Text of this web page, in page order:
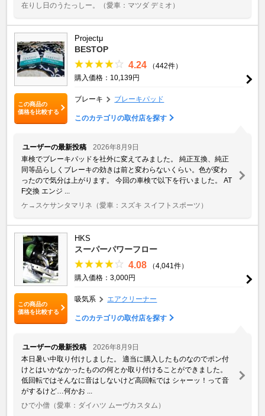
在りし日のうたっしー。
（愛車：マツダ デミオ）
この商品の
価格を比較する
Projectμ
BESTOP
4.24
（442件）
購入価格：10,139円
ブレーキ ブレーキパッド
このカテゴリの取付店を探す
ユーザーの最新投稿
2026年8月9日
車検でブレーキパッドを社外に変えてみました。 純正互換、純正
同等品らしくブレーキの効きは前と変わらないくらい。色が変わ
ったので気分は上がります。 今回の車検で以下を行いました。 AT
F交換 エンジ ...
ケ→スケサンタマリネ （愛車：スズキ スイフトスポーツ）
この商品の
価格を比較する
HKS
スーパーパワーフロー
4.08
（4,041件）
購入価格：3,000円
吸気系 エアクリーナー
このカテゴリの取付店を探す
ユーザーの最新投稿
2026年8月9日
本日暑い中取り付けしました。 適当に購入したものなのでポン付
けとはいかなかったものの何とか取り付けることができました。
低回転ではそんなに音はしないけど高回転では シャーッ！って音
がするけど…何かお ...
ひで小僧 （愛車：ダイハツ ムーヴカスタム）